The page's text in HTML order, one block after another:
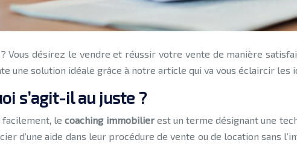
une solution idéale grâce à notre article qui va vous éclaircir les
s’agit-il au juste ?
facilement, lecoaching immobilierest un terme désignant une
d’une aide dans leur procédure de vente ou de location sans